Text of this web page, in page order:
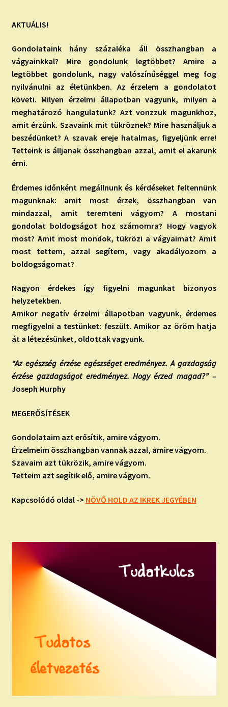
AKTUÁLIS!
Gondolataink hány százaléka áll összhangban a
vágyainkkal? Mire gondolunk legtöbbet? Amire a
legtöbbet gondolunk, nagy valószínűséggel meg fog
nyilvánulni az életünkben. Az érzelem a gondolatot
követi. Milyen érzelmi állapotban vagyunk, milyen a
meghatározó hangulatunk? Azt vonzzuk magunkhoz,
amit érzünk. Szavaink mit tükröznek? Mire használjuk a
beszédünket? A szavak ereje hatalmas, figyeljünk erre!
Tetteink is álljanak összhangban azzal, amit el akarunk
érni.
Érdemes időnként megállnunk és kérdéseket feltennünk
magunknak: amit most érzek, összhangban van
mindazzal, amit teremteni vágyom? A mostani
gondolat boldogságot hoz számomra? Hogy vagyok
most? Amit most mondok, tükrözi a vágyaimat? Amit
most tettem, azzal segítem, vagy akadályozom a
boldogságomat?
Nagyon érdekes így figyelni magunkat bizonyos
helyzetekben.
Amikor negatív érzelmi állapotban vagyunk, érdemes
megfigyelni a testünket: feszült. Amikor az öröm hatja
át a létezésünket, oldottak vagyunk.
“Az egészség érzése egészséget eredményez. A gazdagság
érzése gazdagságot eredményez. Hogy érzed magad?” –
Joseph Murphy
MEGERŐSÍTÉSEK
Gondolataim azt erősítik, amire vágyom.
Érzelmeim összhangban vannak azzal, amire vágyom.
Szavaim azt tükrözik, amire vágyom.
Tetteim azt segítik elő, amire vágyom.
Kapcsolódó oldal -> NÖVŐ HOLD AZ IKREK JEGYÉBEN